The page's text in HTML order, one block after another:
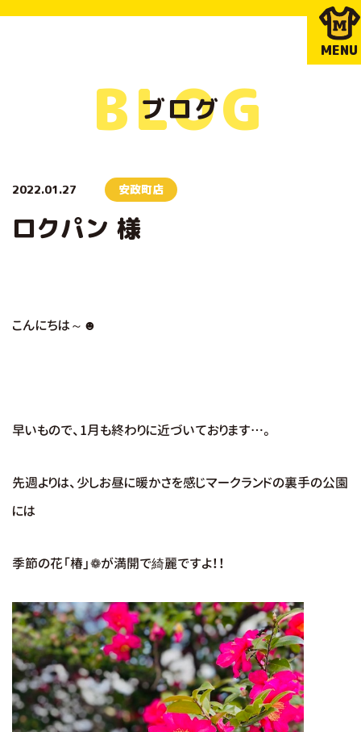
MENU
ブログ
BLOG
2022.01.27 安政町店
ロクパン 様
こんにちは～☻
早いもので、1月も終わりに近づいております…。
先週よりは、少しお昼に暖かさを感じマークランドの裏手の公園
には
季節の花「椿」❁が満開で綺麗ですよ！！